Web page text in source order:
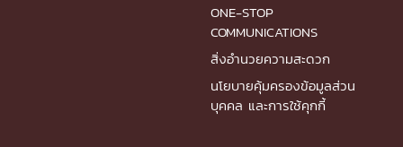
ONE-STOP
COMMUNICATIONS
สิ่งอำนวยความสะดวก
นโยบายคุ้มครองข้อมูลส่วน
บุคคล และการใช้คุกกี้